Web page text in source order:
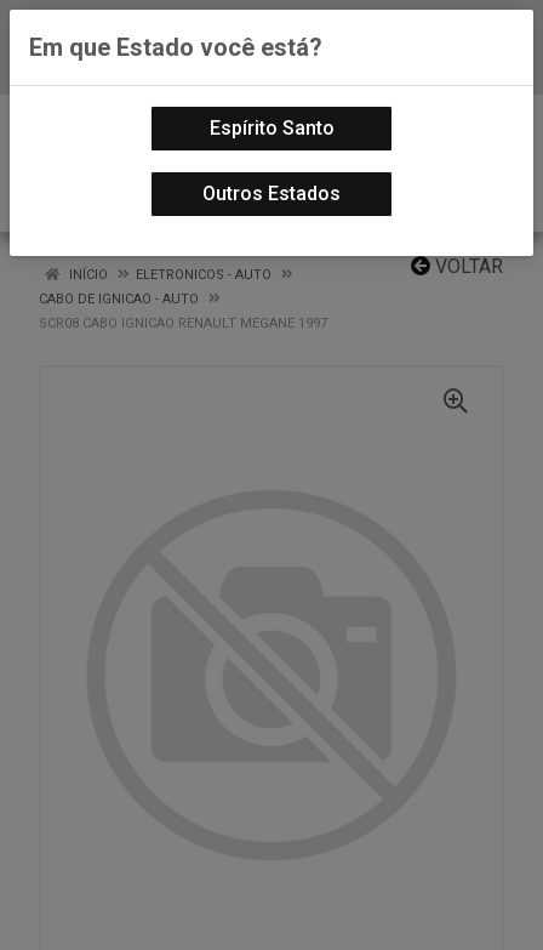
Baixe já nosso APP
VOLTAR
INÍCIO
ELETRONICOS - AUTO
CABO DE IGNICAO - AUTO
SCR08 CABO IGNICAO RENAULT MEGANE 1997
Em que Estado você está?
Espírito Santo
Outros Estados